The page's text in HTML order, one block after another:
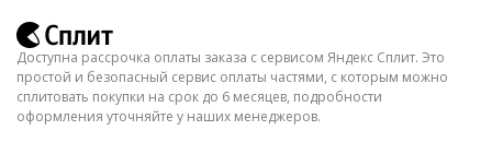
Доступна рассрочка оплаты заказа с сервисом Яндекс Сплит. Это
простой и безопасный сервис оплаты частями, с которым можно
сплитовать покупки на срок до 6 месяцев, подробности
оформления уточняйте у наших менеджеров.